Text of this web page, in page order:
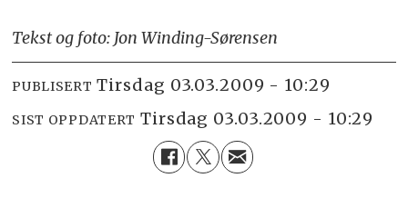
Tekst og foto: Jon Winding-Sørensen
PUBLISERT tirsdag 03.03.2009 - 10:29
SIST OPPDATERT tirsdag 03.03.2009 - 10:29